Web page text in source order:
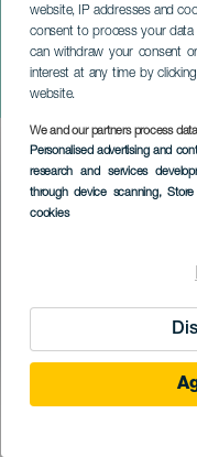
website, IP addresses and
consent to process your data
can withdraw your consent
interest at any time by
website.
We and our partners process
Personalised advertising and
research and services
through device scanning, Store
cookies
Tradiční
GRAN CANARIA
Imagen
Listado